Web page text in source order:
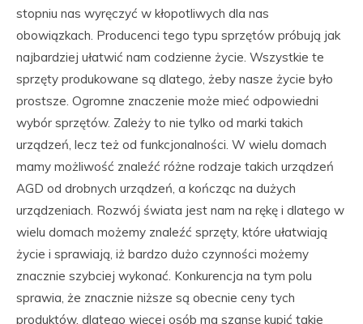
stopniu nas wyręczyć w kłopotliwych dla nas
obowiązkach. Producenci tego typu sprzętów próbują jak
najbardziej ułatwić nam codzienne życie. Wszystkie te
sprzęty produkowane są dlatego, żeby nasze życie było
prostsze. Ogromne znaczenie może mieć odpowiedni
wybór sprzętów. Zależy to nie tylko od marki takich
urządzeń, lecz też od funkcjonalności. W wielu domach
mamy możliwość znaleźć różne rodzaje takich urządzeń
AGD od drobnych urządzeń, a kończąc na dużych
urządzeniach. Rozwój świata jest nam na rękę i dlatego w
wielu domach możemy znaleźć sprzęty, które ułatwiają
życie i sprawiają, iż bardzo dużo czynności możemy
znacznie szybciej wykonać. Konkurencja na tym polu
sprawia, że znacznie niższe są obecnie ceny tych
produktów, dlatego więcej osób ma szansę kupić takie